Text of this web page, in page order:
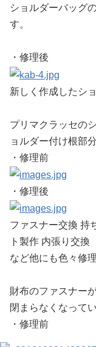
ショルダーバッグ
す。
・修理後
新しく作成したシ
プリマクラッセの
ョルダー付け根部
・修理前
・修理後
ファスナー交換 持
ト製作 内張り交換
など他にも色々修
財布のファスナー
閉まらなくなってい
・修理前